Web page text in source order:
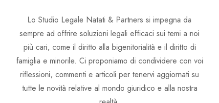
Diritto internazionale
Servizi sociali area minori
Riflessioni
Commenti
Avv. Angela Natati
Avv. Stefano Cera
Avv. Linda Zullo
Contatti
Lo Studio Legale Natati & Partners si impegna da
sempre ad offrire soluzioni legali efficaci sui temi a noi
più cari, come il diritto alla bigenitorialità e il diritto di
famiglia e minorile. Ci proponiamo di condividere con voi
riflessioni, commenti e articoli per tenervi aggiornati su
tutte le novità relative al mondo giuridico e alla nostra